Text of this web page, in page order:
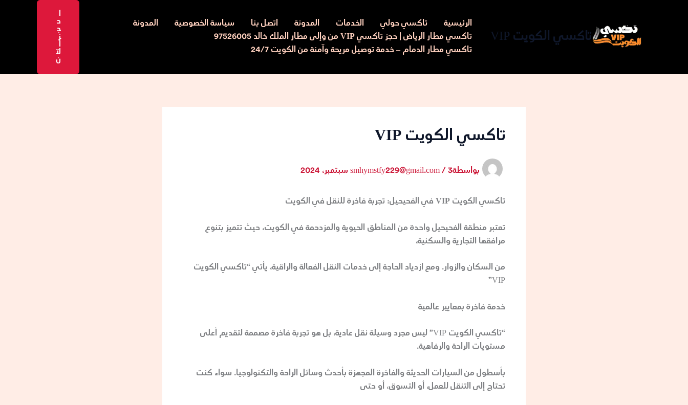
تاكسي الكويت VIP
الرئيسية تاكسي حولي الخدمات المدونة اتصل بنا سياسة الخصوصية
المدونة
تاكسي مطار الرياض | حجز تاكسي VIP من وإلى مطار الملك خالد 97526005
تاكسي مطار الدمام – خدمة توصيل مريحة وآمنة من الكويت 24/7
ا
ح
ج
ز
ا
لآ
ن
تاكسي الكويت VIP
بواسطة smhymstfy229@gmail.com/3 سبتمبر، 2024
تاكسي الكويت VIP في الفحيحيل: تجربة فاخرة للنقل في الكويت
تعتبر منطقة الفحيحيل واحدة من المناطق الحيوية والمزدحمة في الكويت، حيث تتميز بتنوع
مرافقها التجارية والسكنية،
من السكان والزوار. ومع ازدياد الحاجة إلى خدمات النقل الفعالة والراقية، يأتي “تاكسي الكويت
VIP”
خدمة فاخرة بمعايير عالمية
“تاكسي الكويت VIP” ليس مجرد وسيلة نقل عادية، بل هو تجربة فاخرة مصممة لتقديم أعلى
مستويات الراحة والرفاهية.
بأسطول من السيارات الحديثة والفاخرة المجهزة بأحدث وسائل الراحة والتكنولوجيا. سواء كنت
تحتاج إلى التنقل للعمل، أو التسوق، أو حتى